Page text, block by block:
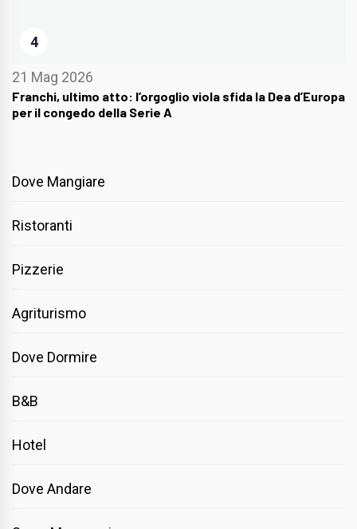
4
21 Mag 2026
Franchi, ultimo atto: l’orgoglio viola sfida la Dea d’Europa
per il congedo della Serie A
Dove Mangiare
Ristoranti
Pizzerie
Agriturismo
Dove Dormire
B&B
Hotel
Dove Andare